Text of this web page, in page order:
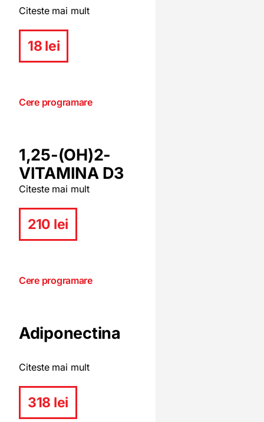
Citeste mai mult
18 lei
Cere programare
1,25-(OH)2-
VITAMINA D3
Citeste mai mult
210 lei
Cere programare
Adiponectina
Citeste mai mult
318 lei